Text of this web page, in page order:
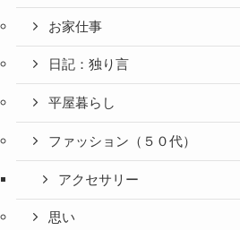
お家仕事
日記：独り言
平屋暮らし
ファッション（５０代）
アクセサリー
思い